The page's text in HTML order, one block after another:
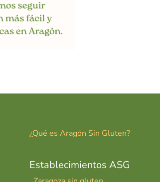
¿Qué es Aragón Sin Gluten?
Establecimientos ASG